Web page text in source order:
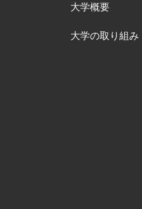
大学概要
大学の取り組み